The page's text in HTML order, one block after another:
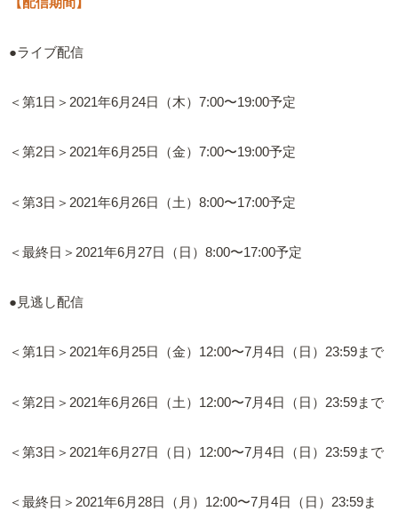
●ライブ配信
＜第1日＞2021年6月24日（木）7:00〜19:00予定
＜第2日＞2021年6月25日（金）7:00〜19:00予定
＜第3日＞2021年6月26日（土）8:00〜17:00予定
＜最終日＞2021年6月27日（日）8:00〜17:00予定
●見逃し配信
＜第1日＞2021年6月25日（金）12:00〜7月4日（日）23:59まで
＜第2日＞2021年6月26日（土）12:00〜7月4日（日）23:59まで
＜第3日＞2021年6月27日（日）12:00〜7月4日（日）23:59まで
＜最終日＞2021年6月28日（月）12:00〜7月4日（日）23:59ま